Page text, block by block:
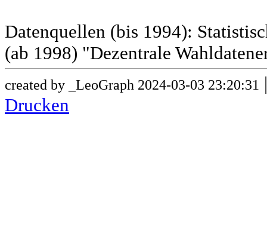
Datenquellen (bis 1994):
(ab 1998) "Dezentrale
created by _LeoGraph 2024-03-03 23:20:31
Drucken